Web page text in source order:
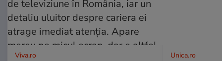
Viva.ro Unica.ro